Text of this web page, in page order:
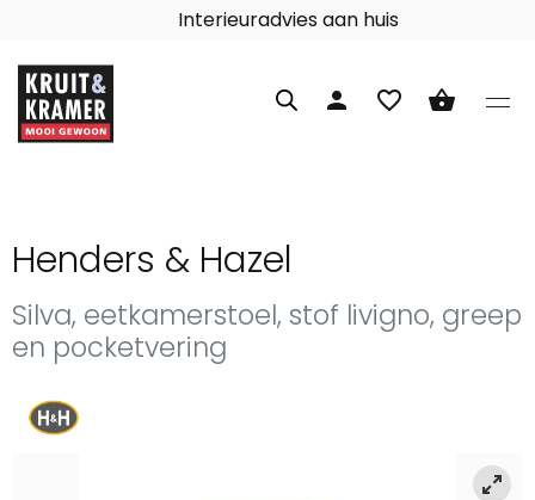
Interieuradvies aan huis
person favorite_border shopping_basket
Henders & Hazel
Silva, eetkamerstoel, stof livigno, greep
en pocketvering